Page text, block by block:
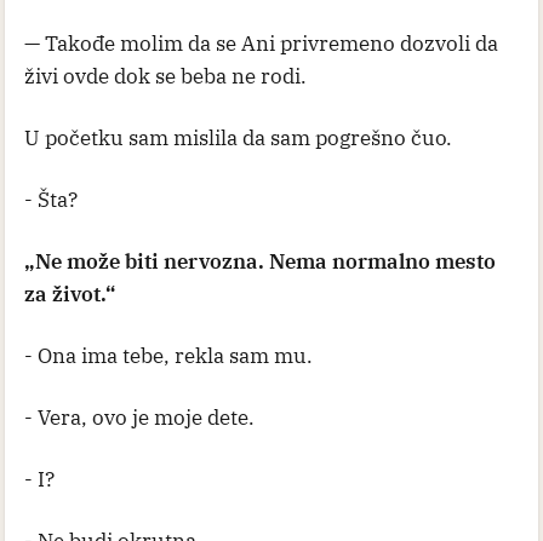
— Takođe molim da se Ani privremeno dozvoli da
živi ovde dok se beba ne rodi.
U početku sam mislila da sam pogrešno čuo.
- Šta?
„Ne može biti nervozna. Nema normalno mesto
za život.“
- Ona ima tebe, rekla sam mu.
- Vera, ovo je moje dete.
- I?